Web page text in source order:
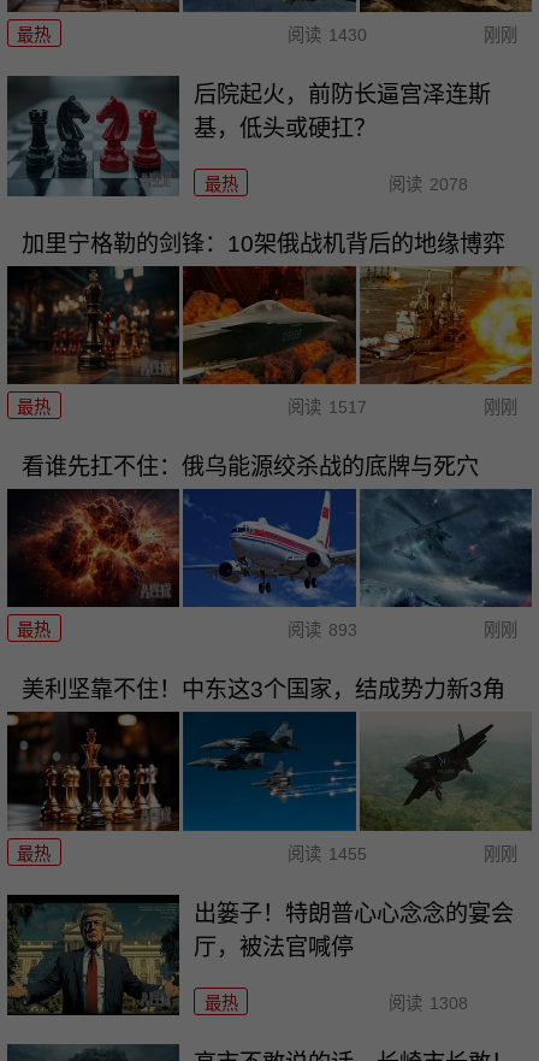
最热 阅读 1430 刚刚
后院起火，前防长逼宫泽连斯
基，低头或硬扛？
最热 阅读 2078
加里宁格勒的剑锋：10架俄战机背后的地缘博弈
最热 阅读 1517 刚刚
看谁先扛不住：俄乌能源绞杀战的底牌与死穴
最热 阅读 893 刚刚
美利坚靠不住！中东这3个国家，结成势力新3角
最热 阅读 1455 刚刚
出篓子！特朗普心心念念的宴会
厅，被法官喊停
最热 阅读 1308